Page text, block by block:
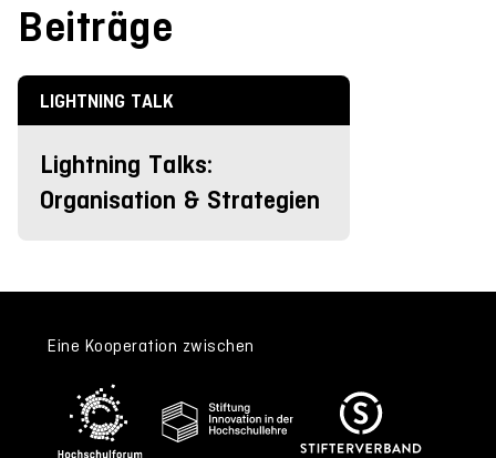
Beiträge
LIGHTNING TALK
Lightning Talks:
Organisation & Strategien
Eine Kooperation zwischen